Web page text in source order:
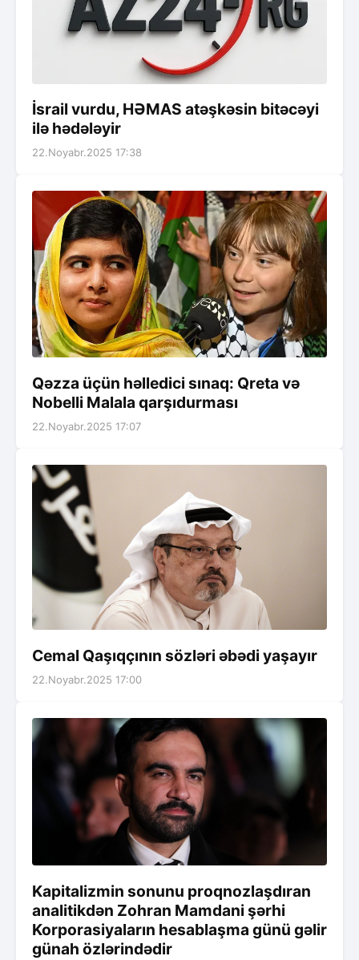
İsrail vurdu, HƏMAS atəşkəsin bitəcəyi
ilə hədələyir
22.Noyabr.2025 17:38
Qəzza üçün həlledici sınaq: Qreta və
Nobelli Malala qarşıdurması
22.Noyabr.2025 17:07
Cemal Qaşıqçının sözləri əbədi yaşayır
22.Noyabr.2025 17:00
Kapitalizmin sonunu proqnozlaşdıran
analitikdən Zohran Mamdani şərhi
Korporasiyaların hesablaşma günü gəlir
günah özlərindədir